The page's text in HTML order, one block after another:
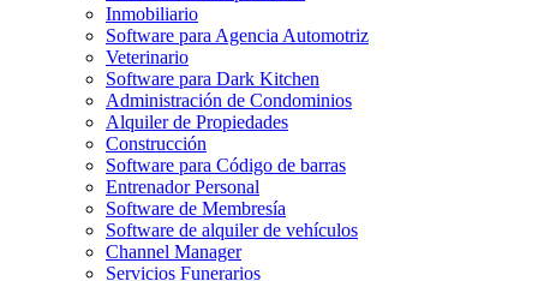
Inmobiliario
Software para Agencia Automotriz
Veterinario
Software para Dark Kitchen
Administración de Condominios
Alquiler de Propiedades
Construcción
Software para Código de barras
Entrenador Personal
Software de Membresía
Software de alquiler de vehículos
Channel Manager
Servicios Funerarios